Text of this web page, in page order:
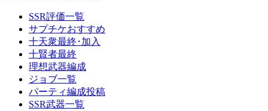
SSR評価一覧
サプチケおすすめ
十天衆最終･加入
十賢者最終
理想武器編成
ジョブ一覧
パーティ編成投稿
SSR武器一覧